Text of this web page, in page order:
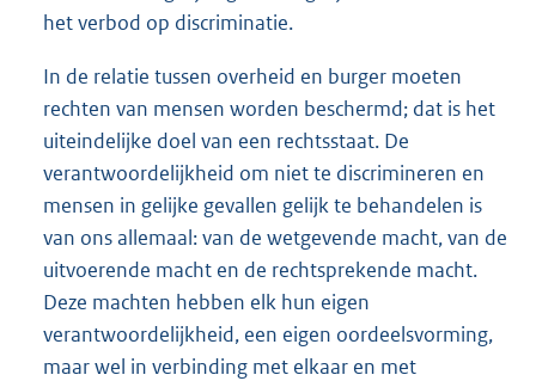
het verbod op discriminatie.
In de relatie tussen overheid en burger moeten
rechten van mensen worden beschermd; dat is het
uiteindelijke doel van een rechtsstaat. De
verantwoordelijkheid om niet te discrimineren en
mensen in gelijke gevallen gelijk te behandelen is
van ons allemaal: van de wetgevende macht, van de
uitvoerende macht en de rechtsprekende macht.
Deze machten hebben elk hun eigen
verantwoordelijkheid, een eigen oordeelsvorming,
maar wel in verbinding met elkaar en met